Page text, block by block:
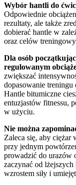
Wybór hantli do
Odpowiednie
rezultaty, ale także
dobierać hantle w
oraz celów
Dla osób
regulowanym
zwiększać
dopasowanie
Hantle bitumiczne
entuzjastów fitnessu,
w użyciu.
Nie można
Zaleca się, aby ciężar
przy jednym
prowadzić do urazów
zaczynać od
wzrostem siły i